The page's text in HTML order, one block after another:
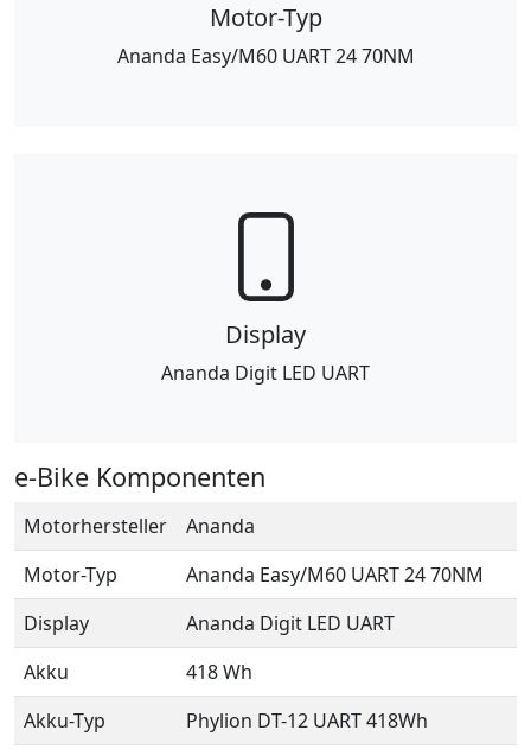
Motor-Typ
Ananda Easy/M60 UART 24 70NM
Display
Ananda Digit LED UART
e-Bike Komponenten
Motorhersteller
Ananda
Motor-Typ
Ananda Easy/M60 UART 24 70NM
Display
Ananda Digit LED UART
Akku
418 Wh
Akku-Typ
Phylion DT-12 UART 418Wh